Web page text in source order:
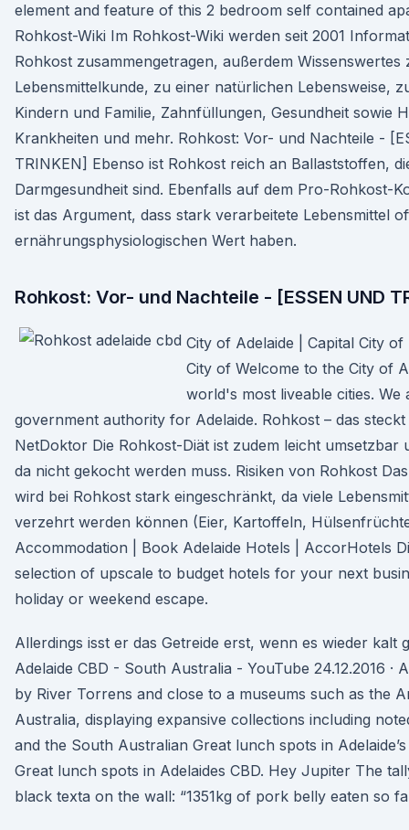
element and feature of this 2 bedroom self contained
Rohkost-Wiki Im Rohkost-Wiki werden seit 2001
Rohkost zusammengetragen, außerdem
Lebensmittelkunde, zu einer natürlichen Lebensweise,
Kindern und Familie, Zahnfüllungen, Gesundheit sowie
Krankheiten und mehr. Rohkost: Vor- und Nachteile -
TRINKEN] Ebenso ist Rohkost reich an Ballaststoffen,
Darmgesundheit sind. Ebenfalls auf dem Pro-Rohkost-
ist das Argument, dass stark verarbeitete Lebensmittel
ernährungsphysiologischen Wert haben.
Rohkost: Vor- und Nachteile - [ESSEN UND
City of Adelaide | Capital City
City of Welcome to the City of
world's most liveable cities. We
government authority for Adelaide. Rohkost – das
NetDoktor Die Rohkost-Diät ist zudem leicht umsetzbar
da nicht gekocht werden muss. Risiken von Rohkost
wird bei Rohkost stark eingeschränkt, da viele
verzehrt werden können (Eier, Kartoffeln,
Accommodation | Book Adelaide Hotels | AccorHotels
selection of upscale to budget hotels for your next
holiday or weekend escape.
Allerdings isst er das Getreide erst, wenn es wieder kalt
Adelaide CBD - South Australia - YouTube 24.12.2016 ·
by River Torrens and close to a museums such as the
Australia, displaying expansive collections including
and the South Australian Great lunch spots in
Great lunch spots in Adelaides CBD. Hey Jupiter The
black texta on the wall: “1351kg of pork belly eaten so